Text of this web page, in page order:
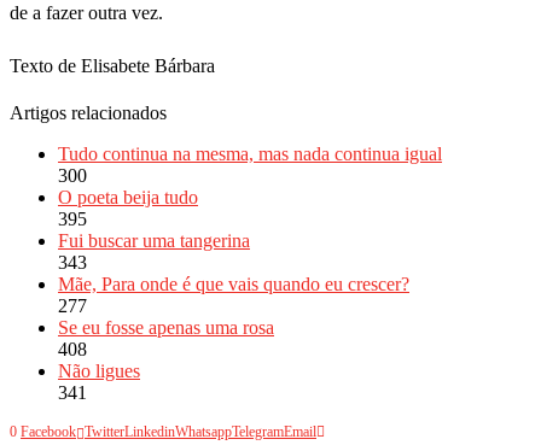
de a fazer outra vez.
Texto de Elisabete Bárbara
Artigos relacionados
Tudo continua na mesma, mas nada continua igual
300
O poeta beija tudo
395
Fui buscar uma tangerina
343
Mãe, Para onde é que vais quando eu crescer?
277
Se eu fosse apenas uma rosa
408
Não ligues
341
0 Facebook TwitterLinkedinWhatsappTelegramEmail